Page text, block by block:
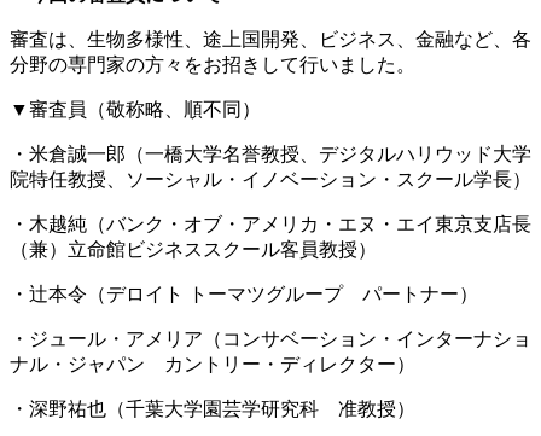
審査は、生物多様性、途上国開発、ビジネス、金融など、各
分野の専門家の方々をお招きして行いました。
▼審査員（敬称略、順不同）
・米倉誠一郎（一橋大学名誉教授、デジタルハリウッド大学
院特任教授、ソーシャル・イノベーション・スクール学長）
・木越純（バンク・オブ・アメリカ・エヌ・エイ東京支店長
（兼）立命館ビジネススクール客員教授）
・辻本令（デロイト トーマツグループ パートナー）
・ジュール・ アメリア（コンサベーション・インターナショ
ナル・ジャパン カントリー・ディレクター）
・深野祐也（千葉大学園芸学研究科 准教授）